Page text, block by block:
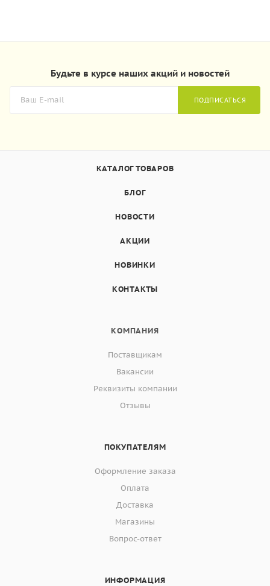
Будьте в курсе наших акций и новостей
ПОДПИСАТЬСЯ
КАТАЛОГ ТОВАРОВ
БЛОГ
НОВОСТИ
АКЦИИ
НОВИНКИ
КОНТАКТЫ
КОМПАНИЯ
Поставщикам
Вакансии
Реквизиты компании
Отзывы
ПОКУПАТЕЛЯМ
Оформление заказа
Оплата
Доставка
Магазины
Вопрос-ответ
ИНФОРМАЦИЯ